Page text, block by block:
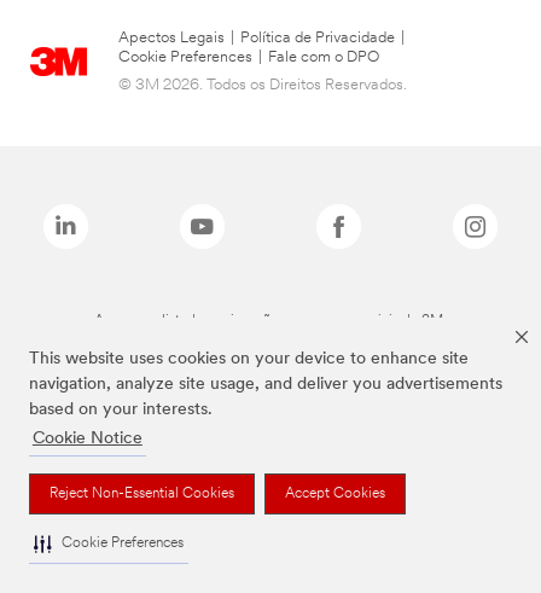
This website uses cookies on your device to enhance site
navigation, analyze site usage, and deliver you advertisements
based on your interests.
Cookie Notice
Reject Non-Essential Cookies Accept Cookies
Cookie Preferences
Apectos Legais Política de Privacidade
Cookie Preferences
Fale com o DPO
© 3M 2026. Todos os Direitos Reservados.
As marcas listadas a cima são marcas comerciais da 3M.